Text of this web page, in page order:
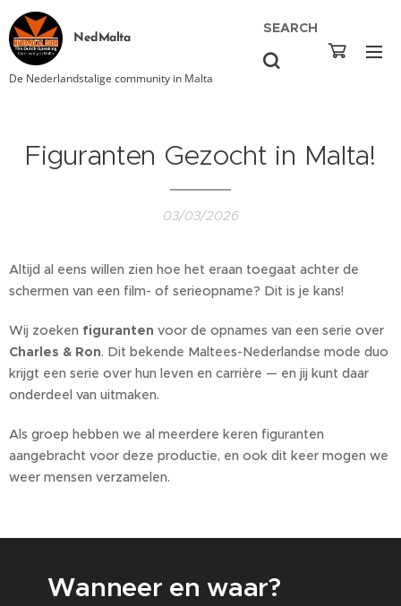
NedMalta
De Nederlandstalige community in Malta
SEARCH
Figuranten Gezocht in Malta!
03/03/2026
Altijd al eens willen zien hoe het eraan toegaat achter de
schermen van een film- of serieopname? Dit is je kans!
Wij zoeken figuranten voor de opnames van een serie over
Charles & Ron. Dit bekende Maltees-Nederlandse mode duo
krijgt een serie over hun leven en carrière — en jij kunt daar
onderdeel van uitmaken.
Als groep hebben we al meerdere keren figuranten
aangebracht voor deze productie, en ook dit keer mogen we
weer mensen verzamelen.
📍 Wanneer en waar?